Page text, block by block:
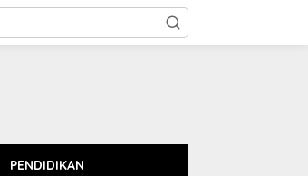
PENDIDIKAN